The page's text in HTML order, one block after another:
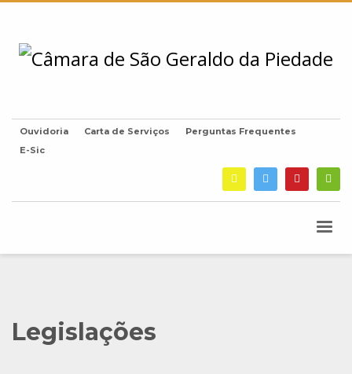
Ouvidoria Carta de Serviços
Perguntas Frequentes
E-Sic
Legislações